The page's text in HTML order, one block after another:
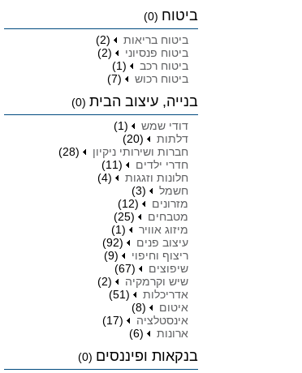
ביטוח (0)
ביטוח בריאות
(2)
ביטוח פנסיוני
(2)
ביטוח רכב
(1)
ביטוח רכוש
(7)
בנייה, עיצוב הבית(0)
דודי שמש
(1)
דלתות
(20)
חברות ושירותי ניקיון
(28)
חדרי ילדים
(11)
חלונות וזגגות
(4)
חשמל
(3)
מזרונים
(12)
מטבחים
(25)
מיזוג אוויר
(1)
עיצוב פנים
(92)
ריצוף וחיפוי
(9)
שיפוצים
(67)
שיש וקרמקיה
(2)
אדריכלות
(51)
איטום
(8)
אינסטלציה
(17)
ארונות
(6)
בנקאות ופיננסים (0)